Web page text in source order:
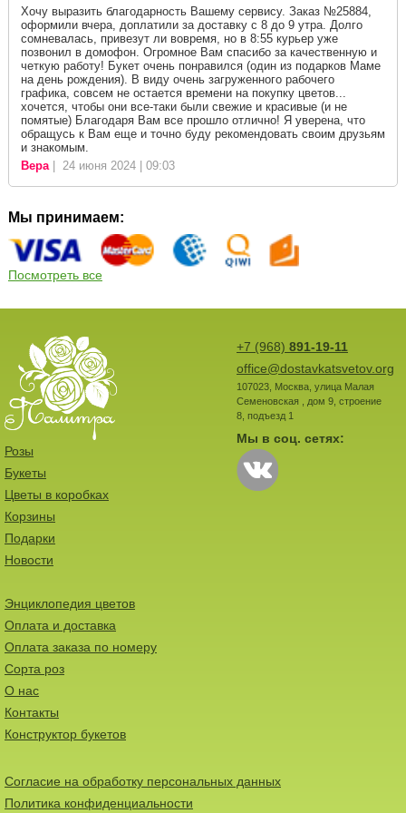
Хочу выразить благодарность Вашему сервису. Заказ №25884,
оформили вчера, доплатили за доставку с 8 до 9 утра. Долго
сомневалась, привезут ли вовремя, но в 8:55 курьер уже
позвонил в домофон. Огромное Вам спасибо за качественную и
четкую работу! Букет очень понравился (один из подарков Маме
на день рождения). В виду очень загруженного рабочего
графика, совсем не остается времени на покупку цветов...
хочется, чтобы они все-таки были свежие и красивые (и не
помятые) Благодаря Вам все прошло отлично! Я уверена, что
обращусь к Вам еще и точно буду рекомендовать своим друзьям
и знакомым.
Вера| 24 июня 2024 | 09:03
Мы принимаем:
Посмотреть все
+7 (968) 891-19-11
office@dostavkatsvetov.org
107023, Москва, улица Малая
Семеновская , дом 9, строение
8, подъезд 1
Мы в соц. сетях:
Розы
Букеты
Цветы в коробках
Корзины
Подарки
Новости
Энциклопедия цветов
Оплата и доставка
Оплата заказа по номеру
Сорта роз
О нас
Контакты
Конструктор букетов
Согласие на обработку персональных данных
Политика конфиденциальности